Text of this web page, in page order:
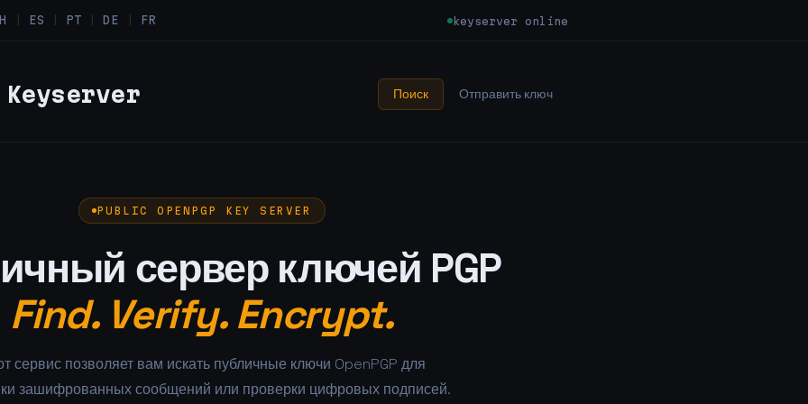
ES PT DE FR keyserver online
Keyserver Поиск Отправить ключ
PUBLIC OPENPGP KEY SERVER
сервер ключей PGP
Find. Verify. Encrypt.
сервис позволяет вам искать публичные ключи OpenPGP для
зашифрованных сообщений или проверки цифровых подписей.